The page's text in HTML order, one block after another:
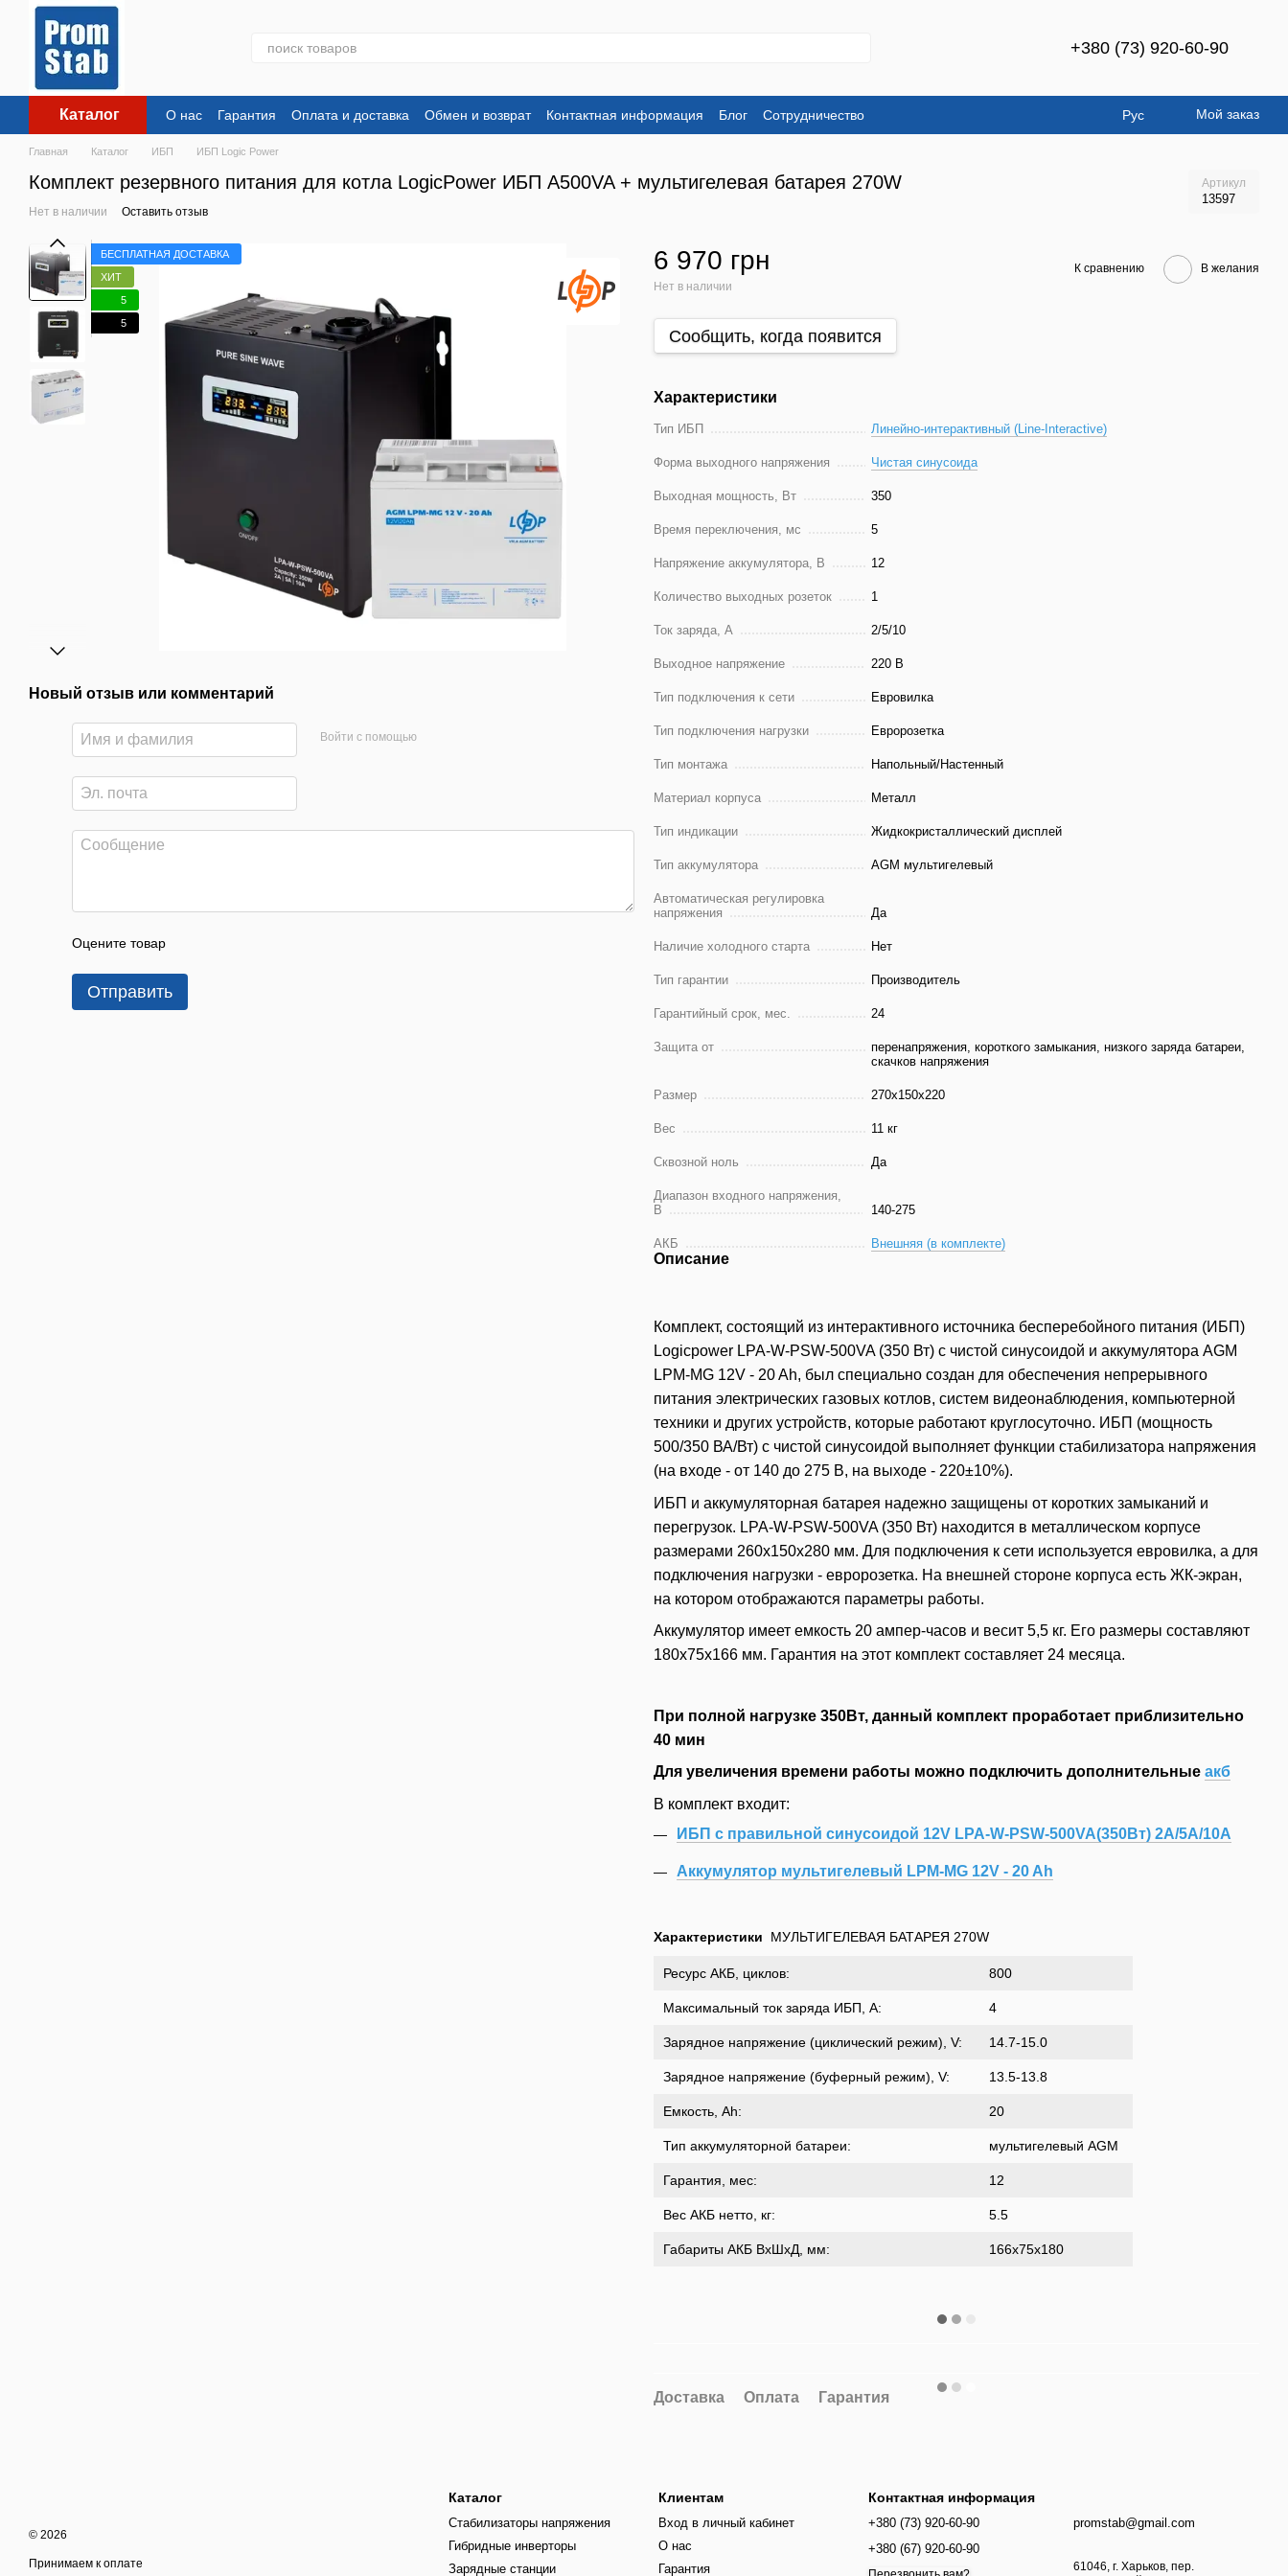
+380 (73) 920-60-90
Каталог О нас Гарантия Оплата и доставка Обмен и возврат Контактная информация Блог Сотрудничество Рус Мой заказ
Главная Каталог ИБП ИБП Logic Power
Комплект резервного питания для котла LogicPower ИБП A500VA + мультигелевая батарея 270W Артикул
13597
Нет в наличии Оставить отзыв
БЕСПЛАТНАЯ ДОСТАВКА
ХИТ
5
5
Новый отзыв или комментарий
Войти с помощью
Оцените товар
Отправить
6 970 грн
Нет в наличии
К сравнению В желания
Сообщить, когда появится
Характеристики
Тип ИБП Линейно-интерактивный (Line-Interactive)
Форма выходного напряжения Чистая синусоида
Выходная мощность, Вт 350
Время переключения, мс 5
Напряжение аккумулятора, В 12
Количество выходных розеток 1
Ток заряда, А 2/5/10
Выходное напряжение 220 В
Тип подключения к сети Евровилка
Тип подключения нагрузки Евророзетка
Тип монтажа Напольный/Настенный
Материал корпуса Металл
Тип индикации Жидкокристаллический дисплей
Тип аккумулятора AGM мультигелевый
Автоматическая регулировка
напряжения
Да
Наличие холодного старта Нет
Тип гарантии Производитель
Гарантийный срок, мес. 24
Защита от
перенапряжения, короткого замыкания, низкого заряда батареи,
скачков напряжения
Размер 270х150х220
Вес 11 кг
Сквозной ноль Да
Диапазон входного напряжения,
В
140-275
АКБ Внешняя (в комплекте)
Описание
Комплект, состоящий из интерактивного источника бесперебойного питания (ИБП)
Logicpower LPA-W-PSW-500VA (350 Вт) с чистой синусоидой и аккумулятора AGM
LPM-MG 12V - 20 Ah, был специально создан для обеспечения непрерывного
питания электрических газовых котлов, систем видеонаблюдения, компьютерной
техники и других устройств, которые работают круглосуточно. ИБП (мощность
500/350 ВА/Вт) с чистой синусоидой выполняет функции стабилизатора напряжения
(на входе - от 140 до 275 В, на выходе - 220±10%).
ИБП и аккумуляторная батарея надежно защищены от коротких замыканий и
перегрузок. LPA-W-PSW-500VA (350 Вт) находится в металлическом корпусе
размерами 260х150х280 мм. Для подключения к сети используется евровилка, а для
подключения нагрузки - евророзетка. На внешней стороне корпуса есть ЖК-экран,
на котором отображаются параметры работы.
Аккумулятор имеет емкость 20 ампер-часов и весит 5,5 кг. Его размеры составляют
180х75х166 мм. Гарантия на этот комплект составляет 24 месяца.
При полной нагрузке 350Вт, данный комплект проработает приблизительно
40 мин
Для увеличения времени работы можно подключить дополнительные акб
В комплект входит:
ИБП с правильной синусоидой 12V LPA-W-PSW-500VA(350Вт) 2A/5A/10A
Аккумулятор мультигелевый LPM-MG 12V - 20 Ah
Характеристики МУЛЬТИГЕЛЕВАЯ БАТАРЕЯ 270W
Ресурс АКБ, циклов: 800
Максимальный ток заряда ИБП, A: 4
Зарядное напряжение (циклический режим), V: 14.7-15.0
Зарядное напряжение (буферный режим), V: 13.5-13.8
Емкость, Ah: 20
Тип аккумуляторной батареи: мультигелевый AGM
Гарантия, мес: 12
Вес АКБ нетто, кг: 5.5
Габариты АКБ ВхШхД, мм: 166х75х180
Доставка Оплата Гарантия
© 2026
Принимаем к оплате
Каталог
Стабилизаторы напряжения
Гибридные инверторы
Зарядные станции
Клиентам
Вход в личный кабинет
О нас
Гарантия
Контактная информация
+380 (73) 920-60-90
+380 (67) 920-60-90
promstab@gmail.com
61046, г. Харьков, пер.